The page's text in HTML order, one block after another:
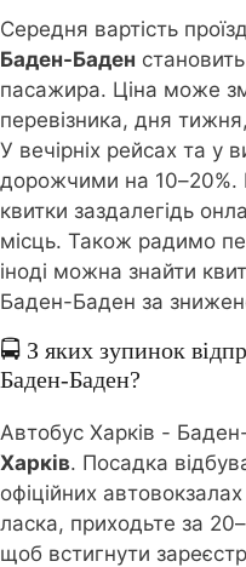
Середня вартість
Баден-Баден становить
пасажира. Ціна може
перевізника, дня
У вечірніх рейсах та у
дорожчими на 10–20%.
квитки заздалегідь
місць. Також радимо
іноді можна знайти
Баден-Баден за
🚍 З яких зупинок
Баден-Баден?
Автобус Харків -
Харків. Посадка
офіційних
ласка, приходьте за
щоб встигнути